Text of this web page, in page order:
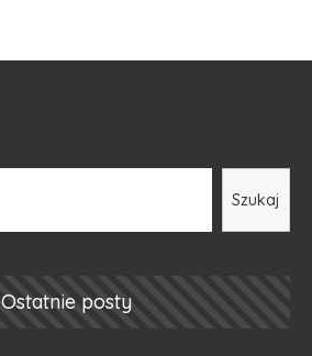
Szukaj
Ostatnie posty